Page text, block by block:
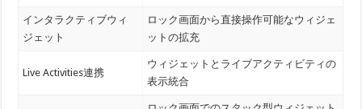
インタラクティブウィ
ジェット
ロック画面から直接操作可能なウィジェ
ットの拡充
Live Activities連携
ウィジェットとライブアクティビティの
表示統合